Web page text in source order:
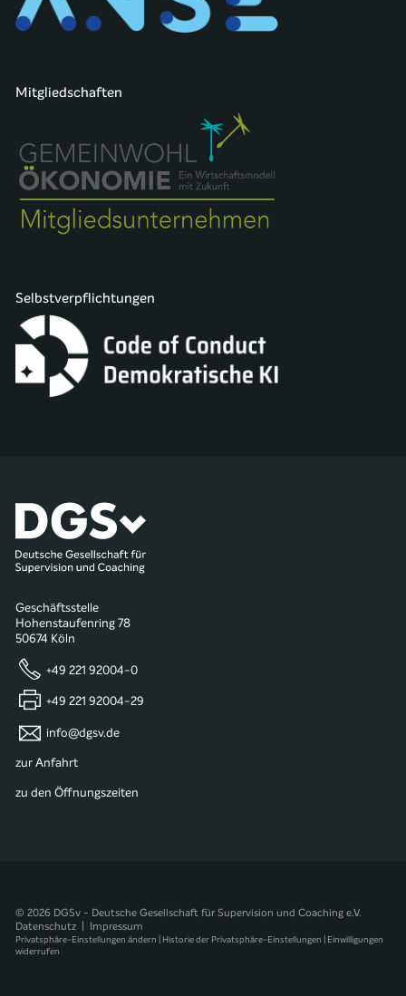
Mitgliedschaften
Selbstverpflichtungen
Geschäftsstelle
Hohenstaufenring 78
50674 Köln
+49 221 92004-0
+49 221 92004-29
info@dgsv.de
zur Anfahrt
zu den Öffnungszeiten
© 2026 DGSv - Deutsche Gesellschaft für Supervision und Coaching e.V.
Datenschutz
Impressum
Privatsphäre-Einstellungen ändern | Historie der Privatsphäre-Einstellungen | Einwilligungen
widerrufen